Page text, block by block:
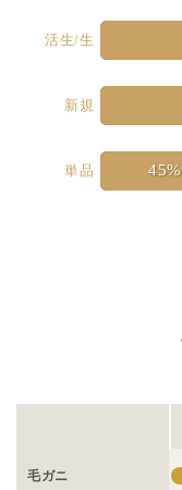
活生/生
新規
単品 45%
毛ガニ